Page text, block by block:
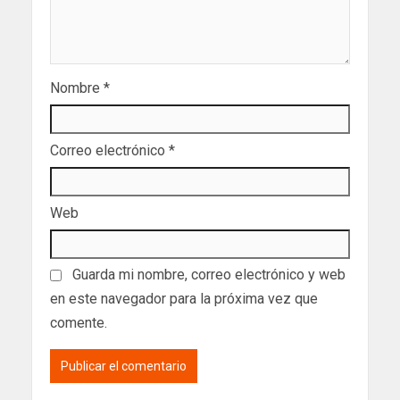
Nombre *
Correo electrónico *
Web
Guarda mi nombre, correo electrónico y web
en este navegador para la próxima vez que
comente.